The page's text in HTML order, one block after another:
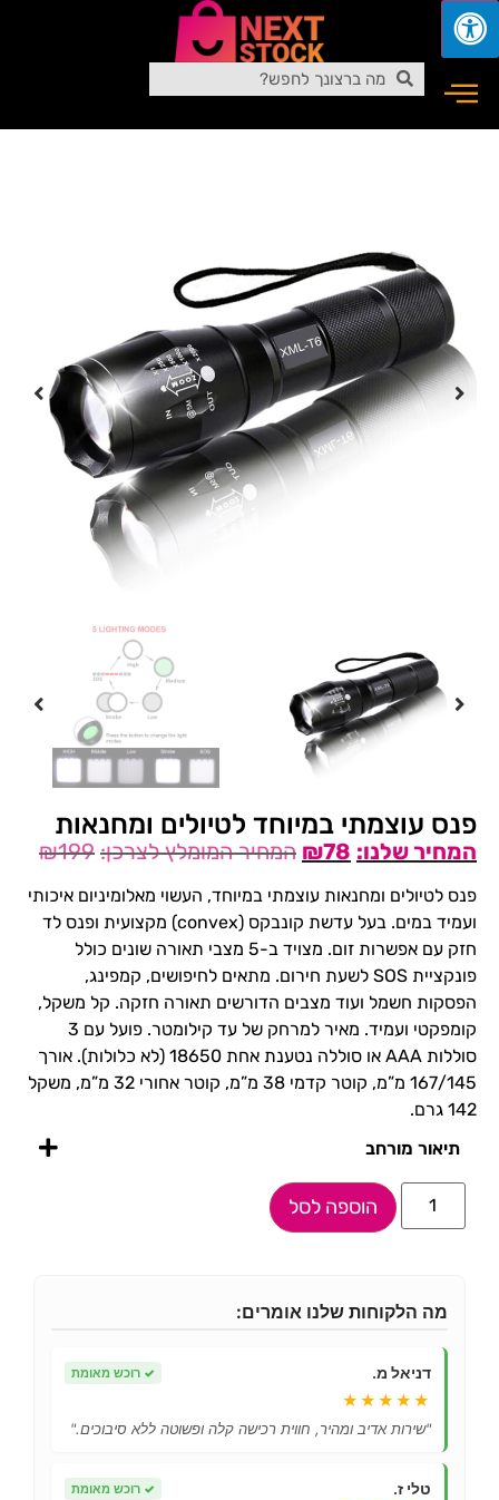
פנס עוצמתי במיוחד לטיולים ומחנאות
₪199 ₪78
פנס לטיולים ומחנאות עוצמתי במיוחד, העשוי מאלומיניום איכותי
ועמיד במים. בעל עדשת קונבקס (convex) מקצועית ופנס לד
חזק עם אפשרות זום. מצויד ב-5 מצבי תאורה שונים כולל
פונקציית SOS לשעת חירום. מתאים לחיפושים, קמפינג,
הפסקות חשמל ועוד מצבים הדורשים תאורה חזקה. קל משקל,
קומפקטי ועמיד. מאיר למרחק של עד קילומטר. פועל עם 3
סוללות AAA או סוללה נטענת אחת 18650 (לא כלולות). אורך
167/145 מ”מ, קוטר קדמי 38 מ”מ, קוטר אחורי 32 מ”מ, משקל
142 גרם.
תיאור מורחב
הוספה לסל
מה הלקוחות שלנו אומרים:
דניאל מ. ✓ רוכש מאומת
★★★★★
"שירות אדיב ומהיר, חווית רכישה קלה ופשוטה ללא סיבוכים."
טלי ז. ✓ רוכש מאומת